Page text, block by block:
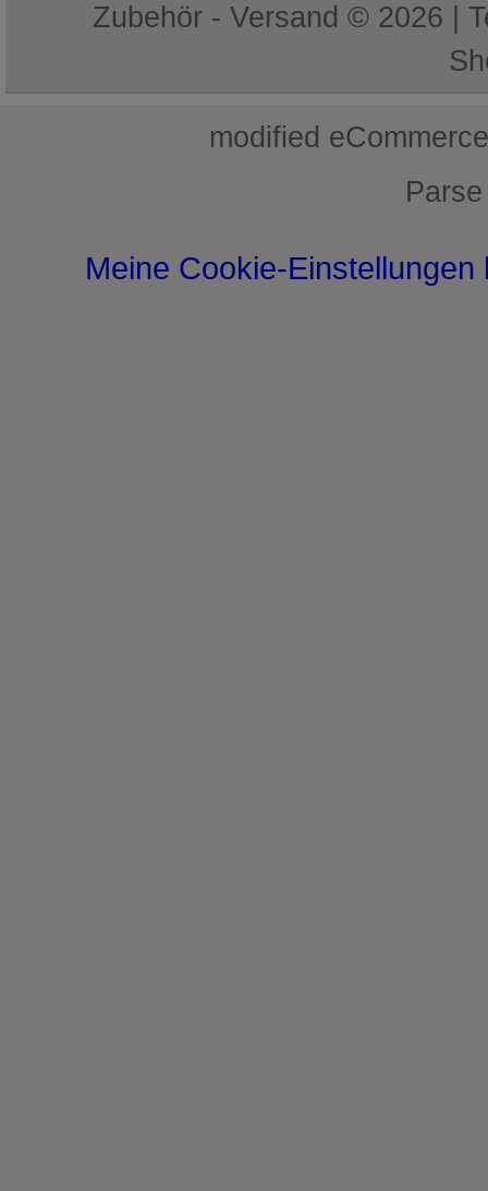
Zubehör - Versand © 2026 |
mod ified
Meine Cookie-